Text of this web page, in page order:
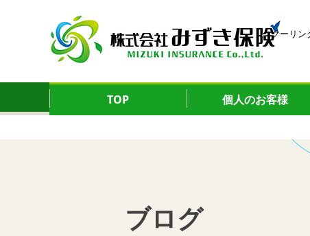
クーリン
TOP 個人のお客様
ブログ